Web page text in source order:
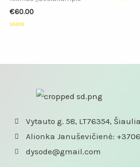
€60.00
Vytauto g. 58, LT76354,
Alionka Januševičienė:
dysode@gmail.com